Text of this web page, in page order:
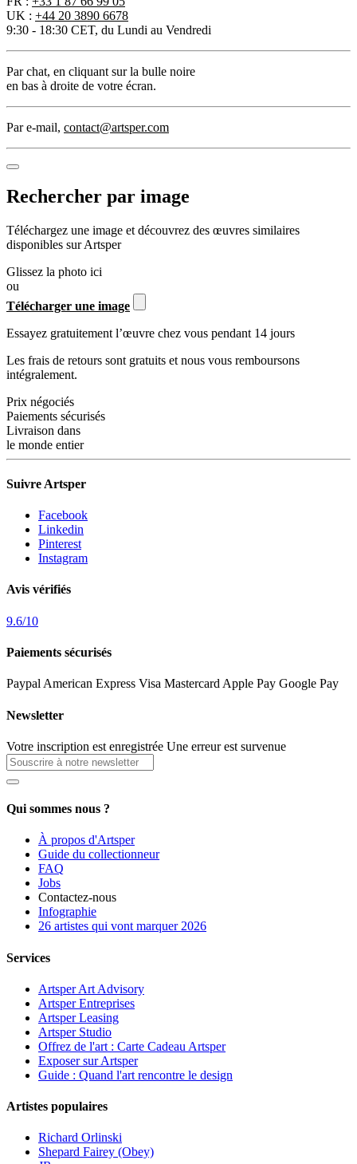
UK : +44 20 3890 6678
9:30 - 18:30 CET, du Lundi au Vendredi
Par chat, en cliquant sur la bulle noire
en bas à droite de votre écran.
Par e-mail, contact@artsper.com
Rechercher par image
Téléchargez une image et découvrez des œuvres similaires
disponibles sur Artsper
Glissez la photo ici
ou
Télécharger une image
Essayez gratuitement l’œuvre chez vous pendant 14 jours
Les frais de retours sont gratuits et nous vous remboursons
intégralement.
Prix négociés
Paiements sécurisés
Livraison dans
le monde entier
Suivre Artsper
Facebook
Linkedin
Pinterest
Instagram
Avis vérifiés
9.6/10
Paiements sécurisés
Paypal American Express Visa Mastercard Apple Pay Google Pay
Newsletter
Votre inscription est enregistrée Une erreur est survenue
Qui sommes nous ?
À propos d'Artsper
Guide du collectionneur
FAQ
Jobs
Contactez-nous
Infographie
26 artistes qui vont marquer 2026
Services
Artsper Art Advisory
Artsper Entreprises
Artsper Leasing
Artsper Studio
Offrez de l'art : Carte Cadeau Artsper
Exposer sur Artsper
Guide : Quand l'art rencontre le design
Artistes populaires
Richard Orlinski
Shepard Fairey (Obey)